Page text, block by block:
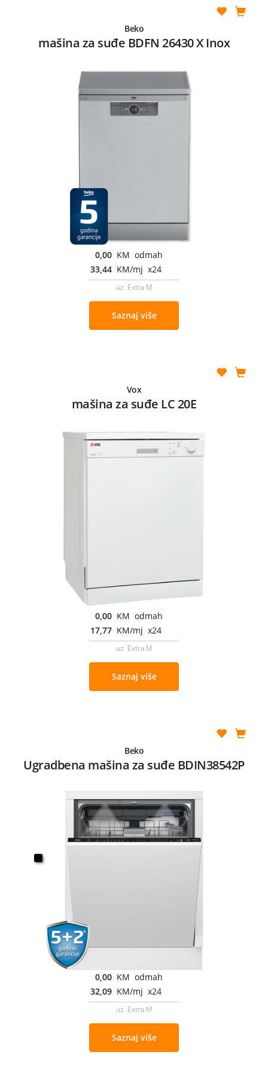
Beko
mašina za suđe BDFN 26430 X Inox
0,00 KM odmah
33,44 KM/mj x24
uz Extra M
Saznaj više
Vox
mašina za suđe LC 20E
0,00 KM odmah
17,77 KM/mj x24
uz Extra M
Saznaj više
Beko
Ugradbena mašina za suđe BDIN38542P
0,00 KM odmah
32,09 KM/mj x24
uz Extra M
Saznaj više